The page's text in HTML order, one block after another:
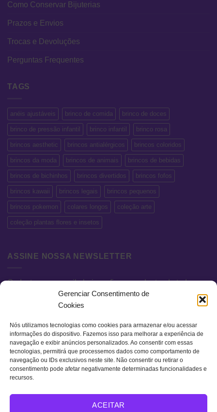
Gerenciar Consentimento de
Cookies
Nós utilizamos tecnologias como cookies para armazenar e/ou acessar
informações do dispositivo. Fazemos isso para melhorar a experiência de
navegação e exibir anúncios personalizados. Ao consentir com essas
tecnologias, permitirá que processemos dados como comportamento de
navegação ou IDs exclusivos neste site. Não consentir ou retirar o
consentimento pode afetar negativamente determinadas funcionalidades e
recursos.
ACEITAR
Como Conservar Bijuterias
Prazos e Envios
Trocas e Devoluções
Perguntas Frequentes
TAGS
anéis ajustáveis brinco de comida brinco de doces
brinco de pressão infantil brinco infantil brinco rosa
brincos aesthetic brincos antialérgicos brincos coloridos
brincos da moda brincos de animais brincos de bebidas
brincos de bichinhos brincos divertidos brincos fofos
brincos kawaii brincos legais brincos pequenos
brincos pokemon colares longos coleção arte
coleção plantas flores e insetos
ASSINE NOSSA NEWSLETTER
Cadastre seu e-mail abaixo e fique por dentro de todas as
novidades e promoções exclusivas.
Visa MasterCard